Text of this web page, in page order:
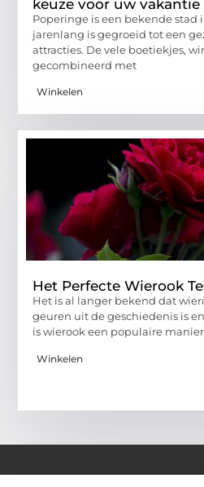
keuze voor uw vakantie
Poperinge is een bekende stad
jarenlang is gegroeid tot een
attracties. De vele boetiekjes,
gecombineerd met
Winkelen
Het Perfecte Wierook
Het is al langer bekend dat
geuren uit de geschiedenis is
is wierook een populaire manier
Winkelen